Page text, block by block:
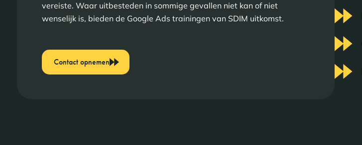
vereiste. Waar uitbesteden in sommige gevallen niet kan of niet
wenselijk is, bieden de Google Ads trainingen van SDIM uitkomst.
Contact opnemen